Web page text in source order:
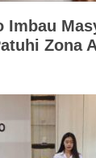
Imbau
Zona